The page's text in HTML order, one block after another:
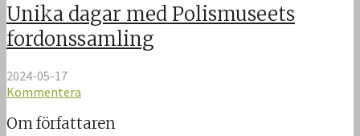
Unika dagar med Polismuseets
fordonssamling
2024-05-17
Kommentera
Om författaren